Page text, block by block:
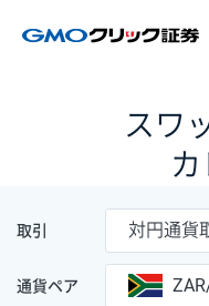
スワ
取引 対円通貨
通貨ペア